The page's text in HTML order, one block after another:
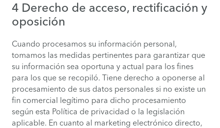
4 Derecho de acceso, rectificación y
oposición
Cuando procesamos su información personal,
tomamos las medidas pertinentes para garantizar que
su información sea oportuna y actual para los fines
para los que se recopiló. Tiene derecho a oponerse al
procesamiento de sus datos personales si no existe un
fin comercial legítimo para dicho procesamiento
según esta Política de privacidad o la legislación
aplicable. En cuanto al marketing electrónico directo,